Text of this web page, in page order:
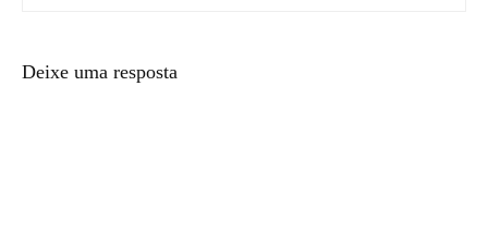
Deixe uma resposta